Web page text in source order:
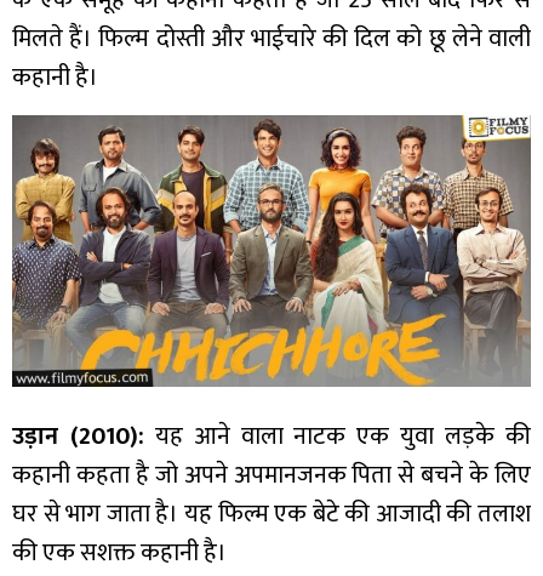
मिलते हैं। फिल्म दोस्ती और भाईचारे की दिल को छू लेने वाली
कहानी है।
उड़ान (2010): यह आने वाला नाटक एक युवा लड़के की
कहानी कहता है जो अपने अपमानजनक पिता से बचने के लिए
घर से भाग जाता है। यह फिल्म एक बेटे की आजादी की तलाश
की एक सशक्त कहानी है।